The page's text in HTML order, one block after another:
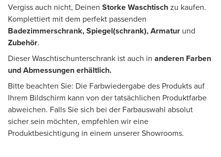
Vergiss auch nicht, Deinen Storke Waschtischzu kaufen.
Komplettiert mit dem perfekt passenden
Badezimmerschrank, Spiegel(schrank), Armatur und
Zubehör.
Dieser Waschtischunterschrank ist auch in anderen Farben
und Abmessungen erhältlich.
Bitte beachten Sie: Die Farbwiedergabe des Produkts auf
Ihrem Bildschirm kann von der tatsächlichen Produktfarbe
abweichen. Falls Sie sich bei der Farbauswahl absolut
sicher sein möchten, empfehlen wir eine
Produktbesichtigung in einem unserer Showrooms.